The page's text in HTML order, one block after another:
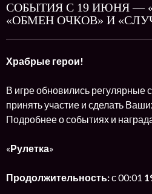
СОБЫТИЯ С 19 ИЮНЯ —
«ОБМЕН ОЧКОВ» И
Храбрые герои!
В игре обновились
принять участие и сделать
Подробнее о событиях и
«Рулетка»
Продолжительность:с 00:01